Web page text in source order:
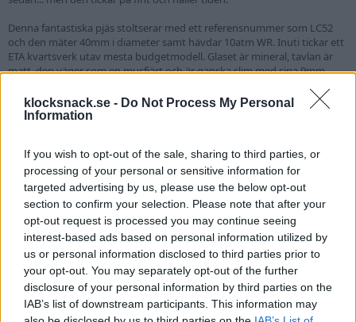
klocksnack.se - Do Not Process My Personal
Information
If you wish to opt-out of the sale, sharing to third parties, or
processing of your personal or sensitive information for
targeted advertising by us, please use the below opt-out
section to confirm your selection. Please note that after your
opt-out request is processed you may continue seeing
interest-based ads based on personal information utilized by
us or personal information disclosed to third parties prior to
your opt-out. You may separately opt-out of the further
disclosure of your personal information by third parties on the
IAB’s list of downstream participants. This information may
Denna fantastiska pjäs stoltserar med ett referensnummer som LC52
och den mäter 40mm i diameter samt hävdar 10atm WR. Inuti tickar ett
ETA kvartsverk utav mesta budgetmodell. Glaset är mineral, tavlan är
matt, den väger som en musfjärt och är ganska slim med sina 9mm.
Hör jag 250kr ink. brevfrakt?
Tar inte ansvar för Postnords hantering.
Tack KS för annonsplats